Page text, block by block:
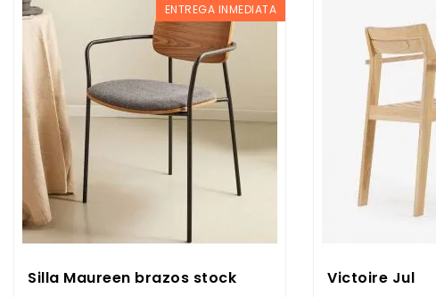
ENTREGA INMEDIATA
Silla Maureen brazos stock Victoire Jul